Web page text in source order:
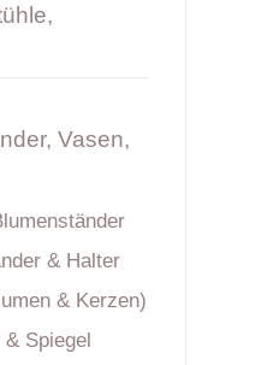
Vasen,
& Halter
& Kerzen)
Spiegel